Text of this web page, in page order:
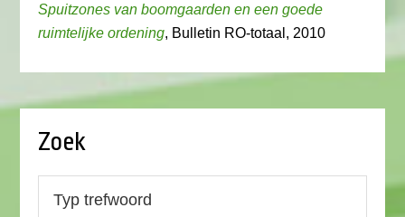
Spuitzones van boomgaarden en een goede
ruimtelijke ordening, Bulletin RO-totaal, 2010
Zoek